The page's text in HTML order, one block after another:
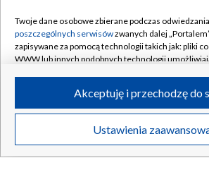
Naziemna Telewizja Cyfrowa
Sklep TVP
Rada Programowa
System NOS
Program dla prasy
Pomoc
Biuro reklamy
Kontakt
Kanały
©2026 Telewizja Polska S.A. w
Twoje dane osobowe zbierane podczas
poszczególnych serwisówzwanych dalej
zapisywane za pomocą technologii takich jak: pliki
WWW lub innych podobnych technologii
ruchu w Internecie.
Twoje dane osobowe zbierane podczas odwiedzania
poszczególnych serwisówna Portalu, takie jak
Ustawienia
Akceptuję i przechodzę do